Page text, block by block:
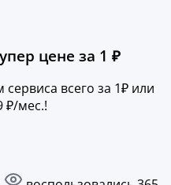
цене за 1 ₽
всего за 1₽ или
₽/мес.!